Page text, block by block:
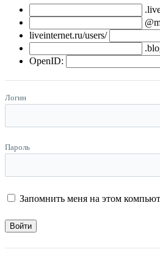
liveinternet.ru/users/
OpenID:
Логин
Пароль
Запомнить меня на этом